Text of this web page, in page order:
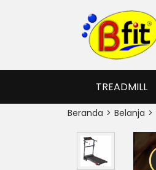
TREADMILL
Beranda Belanja